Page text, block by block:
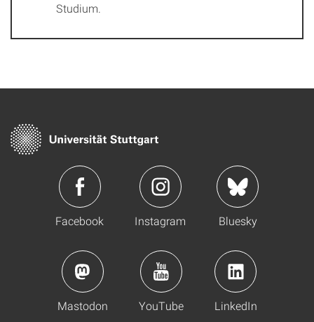
Studium.
Facebook Instagram Bluesky
Mastodon YouTube LinkedIn